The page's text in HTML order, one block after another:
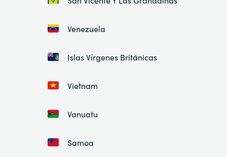
Venezuela
Islas Vírgenes Británicas
Vietnam
Vanuatu
Samoa